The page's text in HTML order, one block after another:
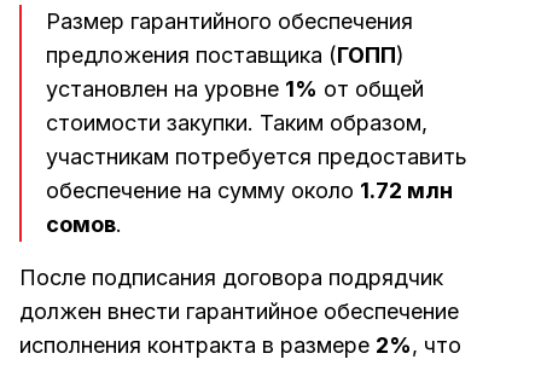
Размер гарантийного обеспечения
предложения поставщика (ГОПП)
установлен на уровне 1% от общей
стоимости закупки. Таким образом,
участникам потребуется предоставить
обеспечение на сумму около 1.72 млн
сомов.
После подписания договора подрядчик
должен внести гарантийное обеспечение
исполнения контракта в размере 2%, что